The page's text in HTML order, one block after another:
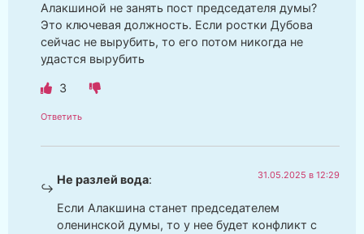
Алакшиной не занять пост председателя думы?
Это ключевая должность. Если ростки Дубова
сейчас не вырубить, то его потом никогда не
удастся вырубить
3
Ответить
Не разлей вода: 31.05.2025 в 12:29
Если Алакшина станет председателем
оленинской думы, то у нее будет конфликт с